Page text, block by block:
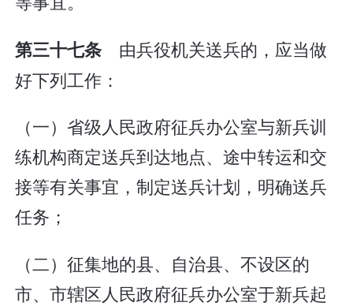
第三十七条 由兵役机关送兵的，应当做
好下列工作：
（一）省级人民政府征兵办公室与新兵训
练机构商定送兵到达地点、途中转运和交
接等有关事宜，制定送兵计划，明确送兵
任务；
（二）征集地的县、自治县、不设区的
市、市辖区人民政府征兵办公室于新兵起